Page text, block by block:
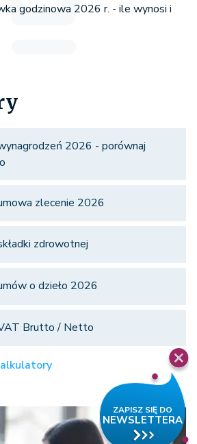
godzinowa 2026 r. - ile wynosi i
2026 - porównaj
zlecenie 2026
zdrowotnej
o dzieło 2026
Brutto / Netto